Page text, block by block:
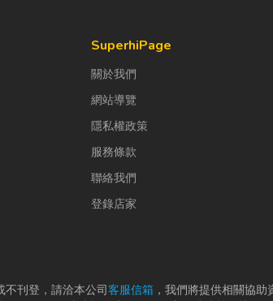
SuperhiPage
關於我們
網站導覽
隱私權政策
服務條款
聯絡我們
登錄店家
刊登，請洽本公司客服信箱 ，我們將提供相關協助